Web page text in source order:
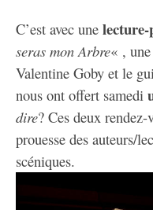
C’est avec une
seras mon Arbre« ,
Valentine Goby et le
nous ont offert samedi
dire? Ces deux
prouesse des auteurs/
scéniques.